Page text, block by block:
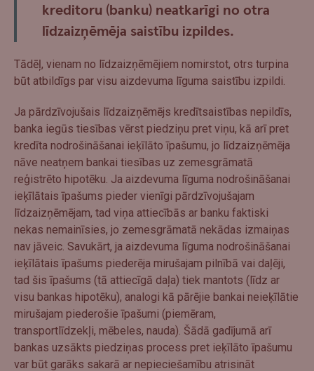
kreditoru (banku) neatkarīgi no otra
līdzaizņēmēja saistību izpildes.
Tādēļ, vienam no līdzaizņēmējiem nomirstot, otrs turpina
būt atbildīgs par visu aizdevuma līguma saistību izpildi.
Ja pārdzīvojušais līdzaizņēmējs kredītsaistības nepildīs,
banka iegūs tiesības vērst piedziņu pret viņu, kā arī pret
kredīta nodrošināšanai ieķīlāto īpašumu, jo līdzaizņēmēja
nāve neatņem bankai tiesības uz zemesgrāmatā
reģistrēto hipotēku. Ja aizdevuma līguma nodrošināšanai
ieķīlātais īpašums pieder vienīgi pārdzīvojušajam
līdzaizņēmējam, tad viņa attiecībās ar banku faktiski
nekas nemainīsies, jo zemesgrāmatā nekādas izmaiņas
nav jāveic. Savukārt, ja aizdevuma līguma nodrošināšanai
ieķīlātais īpašums piederēja mirušajam pilnībā vai daļēji,
tad šis īpašums (tā attiecīgā daļa) tiek mantots (līdz ar
visu bankas hipotēku), analogi kā pārējie bankai neieķīlātie
mirušajam piederošie īpašumi (piemēram,
transportlīdzekļi, mēbeles, nauda). Šādā gadījumā arī
bankas uzsākts piedziņas process pret ieķīlāto īpašumu
var būt garāks sakarā ar nepieciešamību atrisināt